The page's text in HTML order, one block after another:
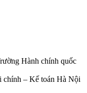
Hành chính quốc
chính – Kế toán Hà Nội